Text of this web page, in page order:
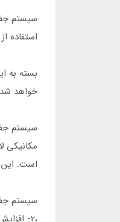
استفاده
بسته به
خواهد
مکانیکی
است. این